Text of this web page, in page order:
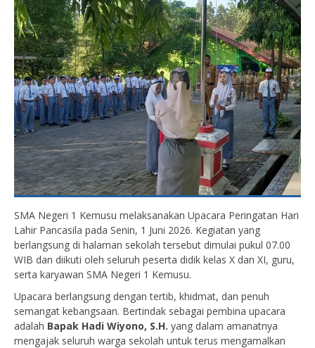
SMA Negeri 1 Kemusu melaksanakan Upacara Peringatan Hari
Lahir Pancasila pada Senin, 1 Juni 2026. Kegiatan yang
berlangsung di halaman sekolah tersebut dimulai pukul 07.00
WIB dan diikuti oleh seluruh peserta didik kelas X dan XI, guru,
serta karyawan SMA Negeri 1 Kemusu.
Upacara berlangsung dengan tertib, khidmat, dan penuh
semangat kebangsaan. Bertindak sebagai pembina upacara
adalah Bapak Hadi Wiyono, S.H. yang dalam amanatnya
mengajak seluruh warga sekolah untuk terus mengamalkan